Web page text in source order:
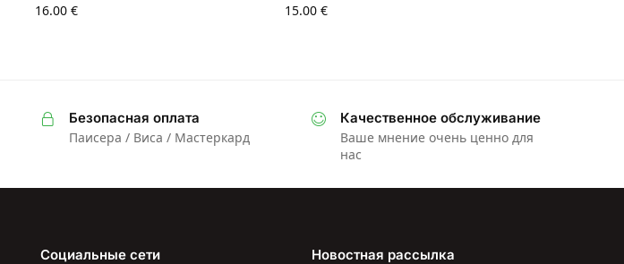
16.00€
15.00€
Безопасная оплата
Паисера / Виса / Мастеркард
Качественное обслуживание
Ваше мнение очень ценно для
нас
Социальные сети Новостная рассылка